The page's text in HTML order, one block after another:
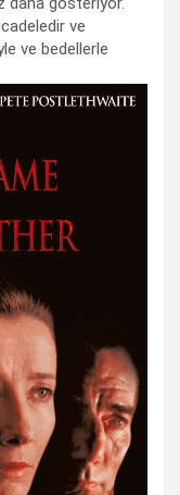
ve
ve bedellerle